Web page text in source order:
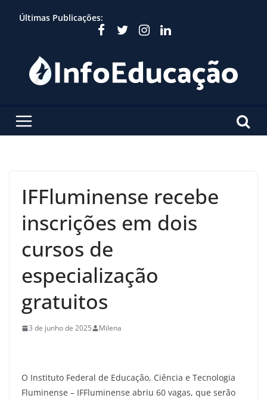
Últimas Publicações:
IFFluminense recebe
inscrições em dois
cursos de
especialização
gratuitos
3 de junho de 2025 Milena
O Instituto Federal de Educação, Ciência e Tecnologia
Fluminense – IFFluminense abriu 60 vagas, que serão